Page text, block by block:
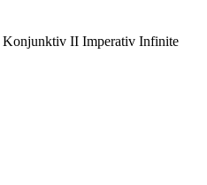
Konjunktiv II Imperativ Infinite